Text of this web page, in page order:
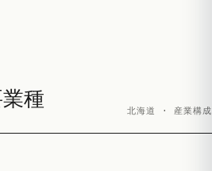
種
北海道 · 産業構成